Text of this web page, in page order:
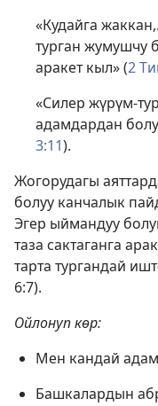
«Кудайга
турган жумушчу
аракет кыл» (2
«Силер жүрүм-
адамдардан
3:11).
Жогорудагы
болуу канчалык
Эгер ыймандуу
таза сактаганга
тарта тургандай
6:7).
Ойлонуп көр:
Мен кандай
Башкалардын